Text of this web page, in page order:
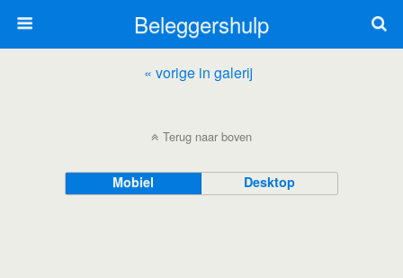
Beleggershulp
« vorige in galerij
Terug naar boven
Mobiel Desktop